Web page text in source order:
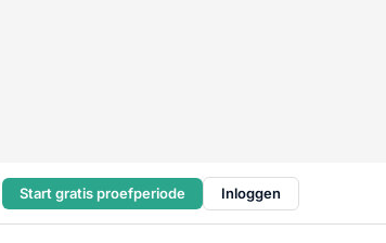
Start gratis proefperiode Inloggen